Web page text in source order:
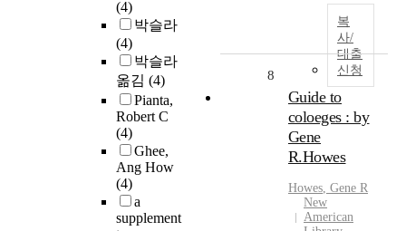
(4)
박슬라
(4)
박슬라
옮김 (4)
Pianta,
Robert C
(4)
Ghee,
Ang How
(4)
a
supplement
복
사/
대출
신청
8
Guide to
coloeges : by
Gene
R.Howes
Howes, Gene R
New
American